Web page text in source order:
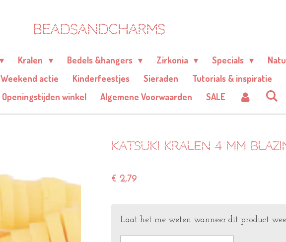
BEADSANDCHARMS
Kralen Bedels &hangers Zirkonia Specials
Weekend actie Kinderfeestjes Sieraden Tutorials & inspiratie
Openingstijden winkel Algemene Voorwaarden SALE
Katsuki kralen 4 mm
€ 2,79
Laat het me weten wanneer dit product